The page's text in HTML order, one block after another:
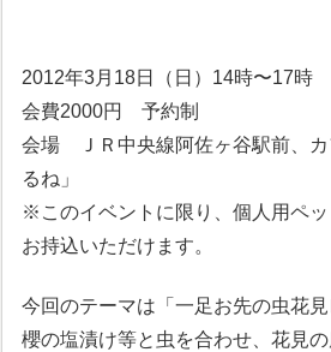
2012年3月18日（日）14時〜17時
会費2000円 予約制
会場 ＪＲ中央線阿佐ヶ谷駅前、カ
るね」
※このイベントに限り、個人用ペ
お持込いただけます。
今回のテーマは「一足お先の虫花見
櫻の塩漬け等と虫を合わせ、花見